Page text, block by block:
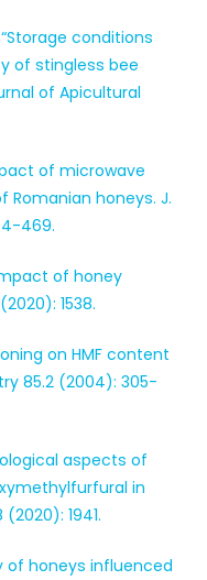
conditions
of stingless bee
of Apicultural
of microwave
honeys. J.
469.
of honey
1538.
on HMF content
85.2 (2004): 305-
aspects of
in
1941.
of honeys influenced